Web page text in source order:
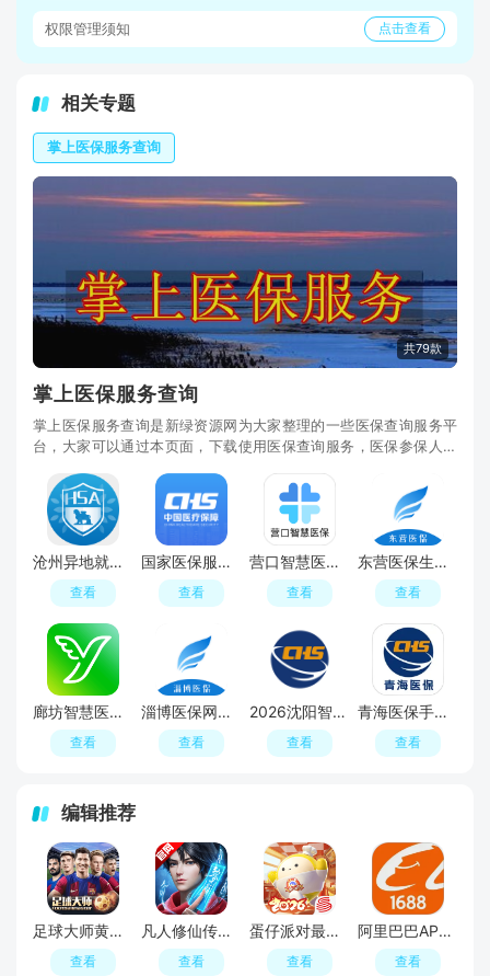
权限管理须知 点击查看
相关专题
掌上医保服务查询
共79款
掌上医保服务查询
掌上医保服务查询是新绿资源网为大家整理的一些医保查询服务平
台，大家可以通过本页面，下载使用医保查询服务，医保参保人员
沧州异地就医备案网上办理app沧州智慧医保
查看
国家医保服务平台(岳西医院医保电子凭证app手机版)
查看
营口智慧医保客户端
查看
东营医保生育津贴申领app手机版
查看
廊坊智慧医保网上缴费查询app手机版
查看
淄博医保网上查询app官方最新版
查看
2026沈阳智慧医保app官方最新版
查看
青海医保手机app客户端
查看
编辑推荐
足球大师黄金一代手游
查看
凡人修仙传人界篇手游2026最新版
查看
蛋仔派对最新版
查看
阿里巴巴APP2026官方版
查看